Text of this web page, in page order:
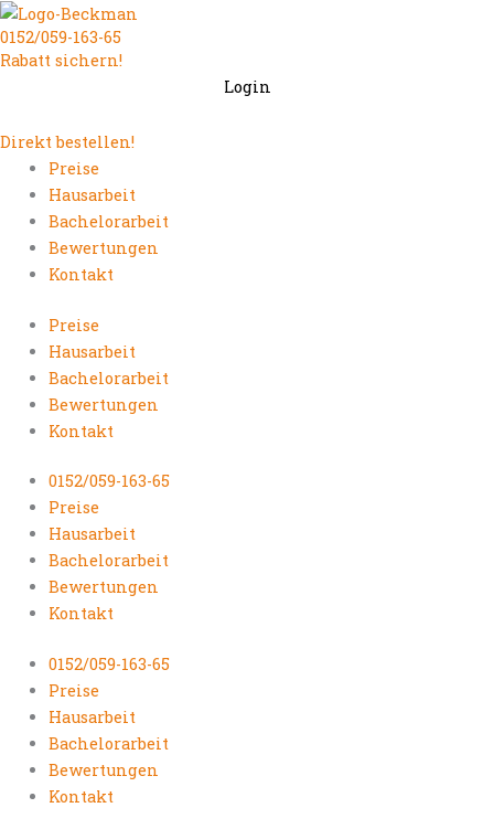
Zum
Inhalt
springen
0152/059-163-65
Rabatt sichern!
Login
Direkt bestellen!
Preise
Hausarbeit
Bachelorarbeit
Bewertungen
Kontakt
Preise
Hausarbeit
Bachelorarbeit
Bewertungen
Kontakt
0152/059-163-65
Preise
Hausarbeit
Bachelorarbeit
Bewertungen
Kontakt
0152/059-163-65
Preise
Hausarbeit
Bachelorarbeit
Bewertungen
Kontakt